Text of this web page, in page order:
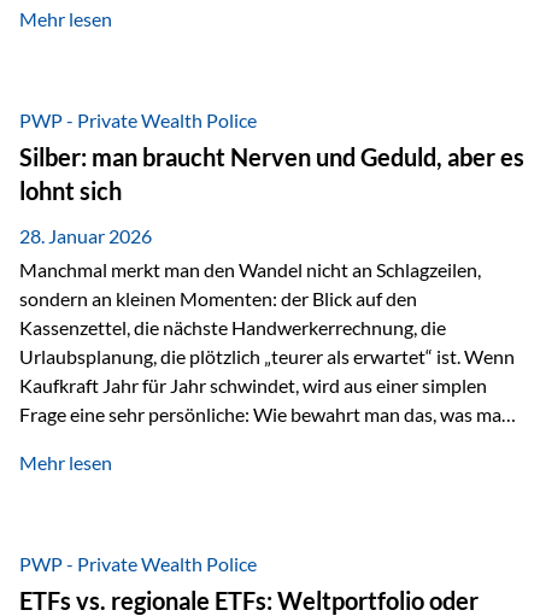
starken Anstiegen. Diese verändern jedoch nicht die
von geopolitischen Spannungen, einer stark ausgeweiteten
Geldmenge sowie strukturellen Verschiebungen an den
Kapitalmärkten geprägt ist, bleibt Gold ein bewährter Anker.
Nicht, weil…
Mehr lesen
PWP - Private Wealth Police
Silber: man braucht Nerven und Geduld, aber es
lohnt sich
28. Januar 2026
Manchmal merkt man den Wandel nicht an Schlagzeilen,
sondern an kleinen Momenten: der Blick auf den
Kassenzettel, die nächste Handwerkerrechnung, die
Urlaubsplanung, die plötzlich „teurer als erwartet“ ist. Wenn
Kaufkraft Jahr für Jahr schwindet, wird aus einer simplen
Frage eine sehr persönliche: Wie bewahrt man das, was man
Sachwerten mit einer Investition in Sachwerte zu
gerade dann, wenn Märkte nervös werden,…
Mehr lesen
PWP - Private Wealth Police
ETFs vs. regionale ETFs: Weltportfolio oder